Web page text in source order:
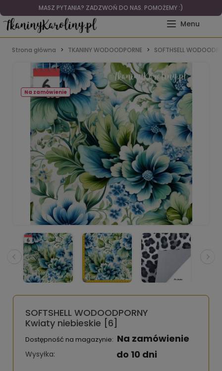
MASZ PYTANIA? ZADZWOŃ DO NAS. POMOŻEMY :)
Strona główna TKANINY WODOODPORNE SOFTHSELL
Na zamówienie
SOFTSHELL WODOODPORNY
Kwiaty niebieskie [6]
Dostępność na magazynie: Na zamówienie
Wysyłka: do 10 dni